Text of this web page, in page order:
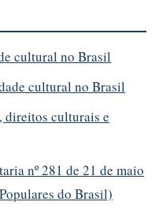
cultural no Brasil
cultural no Brasil
culturais e
nº 281 de 21 de maio
do Brasil)